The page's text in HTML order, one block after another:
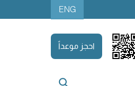
ENG
احجز موعداً